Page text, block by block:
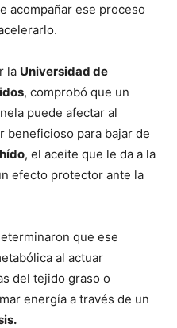
acompañar ese proceso
la Universidad de
, comprobó que un
puede afectar al
beneficioso para bajar de
, el aceite que le da a la
efecto protector ante la
que ese
al actuar
del tejido graso o
energía a través de un